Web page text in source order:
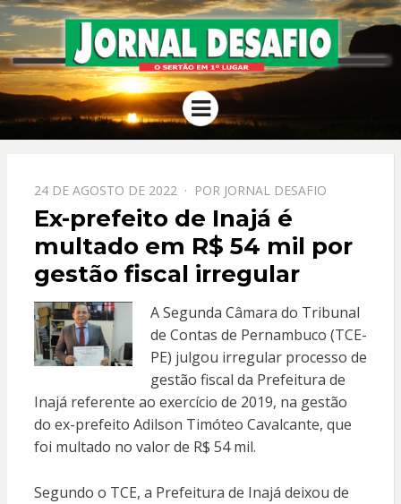
JORNAL
DESAFIO
O Sertão em 1º Lugar
Menu
PPOSTADO
EM
24 DE AGOSTO DE 2022 POR JORNAL DESAFIO
Ex-prefeito de Inajá é
multado em R$ 54 mil por
gestão fiscal irregular
A Segunda Câmara do Tribunal
de Contas de Pernambuco (TCE-
PE) julgou irregular processo de
gestão fiscal da Prefeitura de
Inajá referente ao exercício de 2019, na gestão
do ex-prefeito Adilson Timóteo Cavalcante, que
foi multado no valor de R$ 54 mil.
Segundo o TCE, a Prefeitura de Inajá deixou de